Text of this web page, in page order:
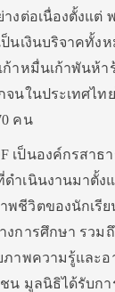
งต่อเนื่องตั้งแต่
นเงินบริจาคทั้งห
ก้าหมื่นเก้าพันห้
จนในประเทศไท
คน
เป็นองค์กรสาธ
ำเนินงานมาตั้ง
ชีวิตของนักเรีย
งการศึกษา รวม
ภาพความรู้และ
น มูลนิธิได้รับกา